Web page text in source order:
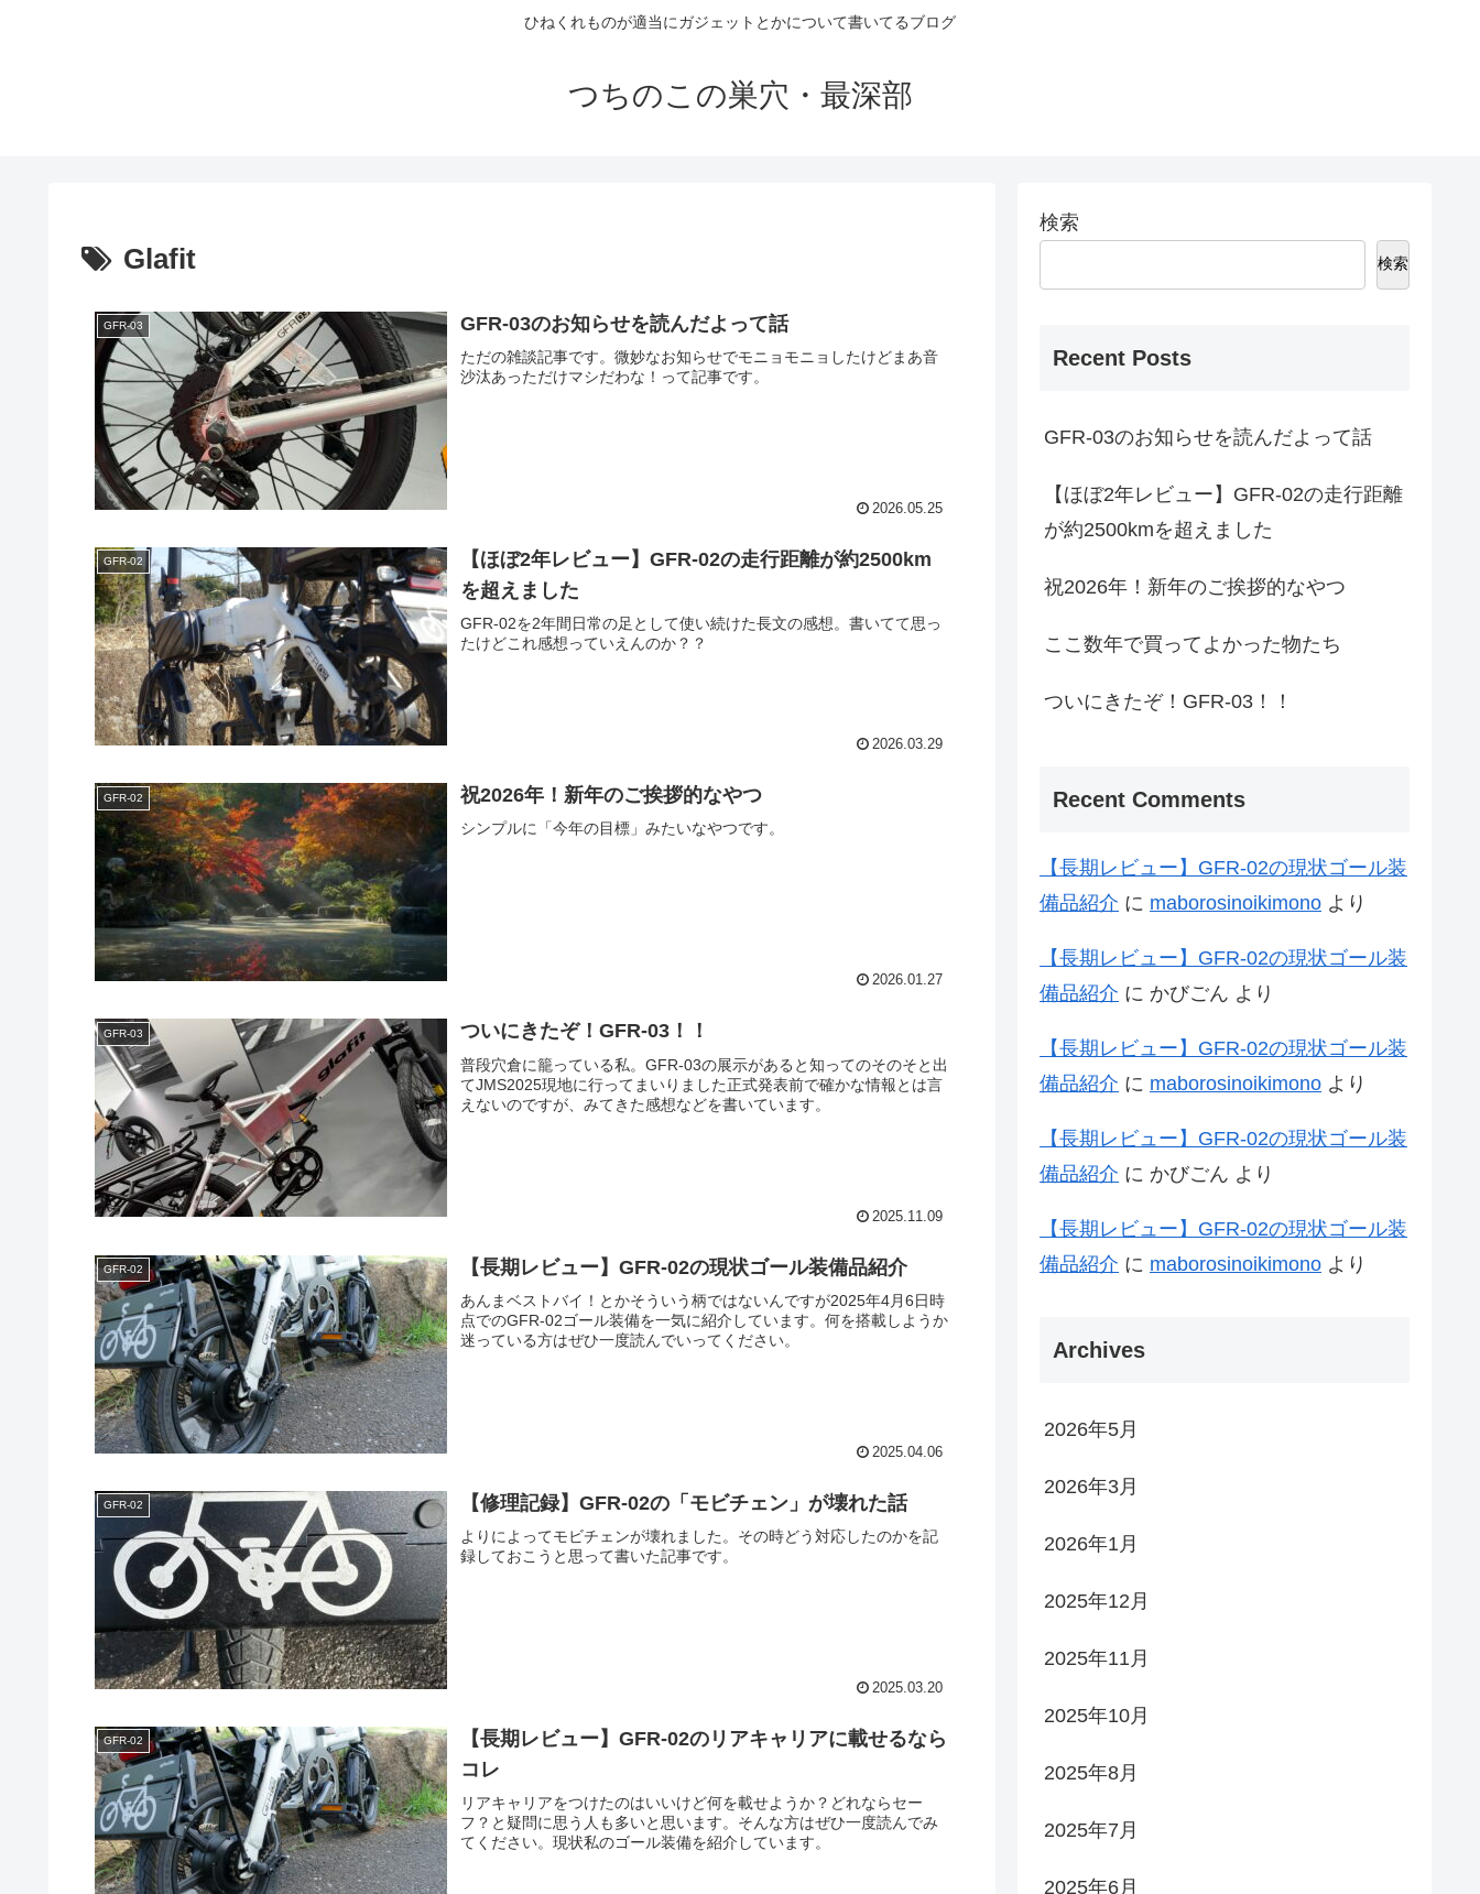
ひねくれものが適当にガジェットとかについて書いてるブログ
つちのこの巣穴・最深部
Glafit
GFR-03 GFR-03のお知らせを読んだよって話
ただの雑談記事です。微妙なお知らせでモニョモニョしたけどまあ音
沙汰あっただけマシだわな！って記事です。
2026.05.25
GFR-02
【ほぼ2年レビュー】GFR-02の走行距離が約2500km
を超えました
GFR-02を2年間日常の足として使い続けた長文の感想。書いてて思っ
たけどこれ感想っていえんのか？？
2026.03.29
GFR-02 祝2026年！新年のご挨拶的なやつ
シンプルに「今年の目標」みたいなやつです。
2026.01.27
GFR-03 ついにきたぞ！GFR-03！！
普段穴倉に籠っている私。GFR-03の展示があると知ってのそのそと出
てJMS2025現地に行ってまいりました正式発表前で確かな情報とは言
えないのですが、みてきた感想などを書いています。
2025.11.09
GFR-02 【長期レビュー】GFR-02の現状ゴール装備品紹介
あんまベストバイ！とかそういう柄ではないんですが2025年4月6日時
点でのGFR-02ゴール装備を一気に紹介しています。何を搭載しようか
迷っている方はぜひ一度読んでいってください。
2025.04.06
GFR-02 【修理記録】GFR-02の「モビチェン」が壊れた話
よりによってモビチェンが壊れました。その時どう対応したのかを記
録しておこうと思って書いた記事です。
2025.03.20
GFR-02
【長期レビュー】GFR-02のリアキャリアに載せるなら
コレ
リアキャリアをつけたのはいいけど何を載せようか？どれならセー
フ？と疑問に思う人も多いと思います。そんな方はぜひ一度読んでみ
てください。現状私のゴール装備を紹介しています。
検索
検索
Recent Posts
GFR-03のお知らせを読んだよって話
【ほぼ2年レビュー】GFR-02の走行距離
が約2500kmを超えました
祝2026年！新年のご挨拶的なやつ
ここ数年で買ってよかった物たち
ついにきたぞ！GFR-03！！
Recent Comments
【長期レビュー】GFR-02の現状ゴール装
備品紹介 に maborosinoikimono より
【長期レビュー】GFR-02の現状ゴール装
備品紹介 に かびごん より
【長期レビュー】GFR-02の現状ゴール装
備品紹介 に maborosinoikimono より
【長期レビュー】GFR-02の現状ゴール装
備品紹介 に かびごん より
【長期レビュー】GFR-02の現状ゴール装
備品紹介 に maborosinoikimono より
Archives
2026年5月
2026年3月
2026年1月
2025年12月
2025年11月
2025年10月
2025年8月
2025年7月
2025年6月